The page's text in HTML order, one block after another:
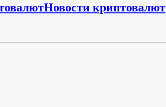
Новости криптовалют